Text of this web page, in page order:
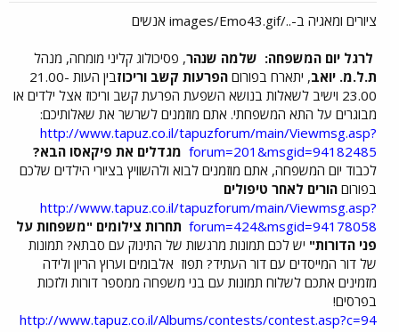
ציורים ומאגיה ב-../images/Emo43.gif אנשים
לרגל יום המשפחה: שלמה שנהר, פסיכולוג קליני מומחה, מנהל
ת.ל.מ. יואב, יתארח בפורום הפרעות קשב וריכוז
בין העות 21.00-
23.00 וישיב לשאלות בנושא השפעת הפרעת קשב וריכוז אצל ילדים או
מבוגרים על התא המשפחתי. אתם מוזמנים לשרשר את שאלותיכם:
http://www.tapuz.co.il/tapuzforum/main/Viewmsg.asp?
forum=201&msgid=94182485 מגדלים את פיקאסו הבא?
לכבוד יום המשפחה, אתם מוזמנים לבוא ולהשוויץ בציורי הילדים שלכם
בפורום הורים לאחר טיפולים
http://www.tapuz.co.il/tapuzforum/main/Viewmsg.asp?
forum=424&msgid=94178058 תחרות צילומים "משפחות על
פני הדורות" יש לכם תמונות מרגשות של התינוק עם סבתא? תמונות
של דור המייסדים עם דור העתיד? תפוז אלבומים וערוץ הריון ולידה
מזמינים אתכם לשלוח תמונות עם בני משפחה ממספר דורות ולזכות
בפרסים!
http://www.tapuz.co.il/Albums/contests/contest.asp?c=94